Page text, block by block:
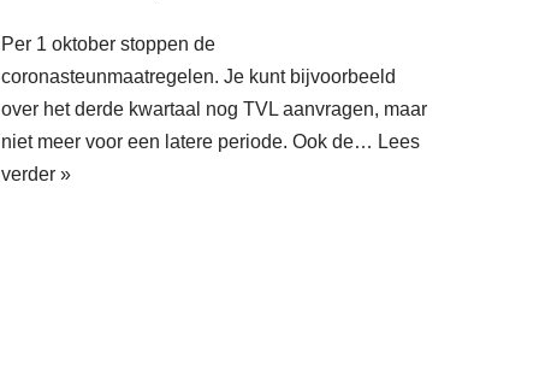
Per 1 oktober stoppen de
coronasteunmaatregelen. Je kunt bijvoorbeeld
over het derde kwartaal nog TVL aanvragen, maar
niet meer voor een latere periode. Ook de… Lees
verder »